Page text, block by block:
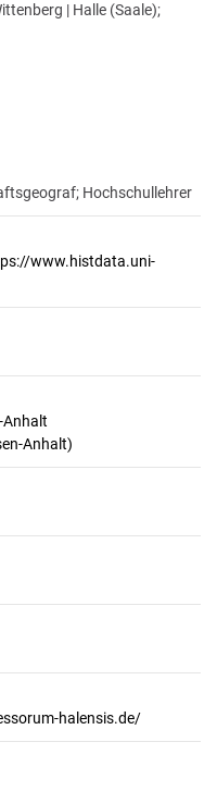
| Halle (Saale);
Hochschullehrer
www.histdata.uni-
Anhalt
Anhalt)
halensis.de/